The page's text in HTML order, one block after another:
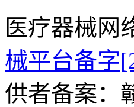
医疗器械网
械平台备字
供者备案：